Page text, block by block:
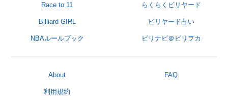
Race to 11 らくらくビリヤード
Billiard GIRL ビリヤード占い
NBAルールブック ビリナビ＠ビリヲカ
About FAQ
利用規約